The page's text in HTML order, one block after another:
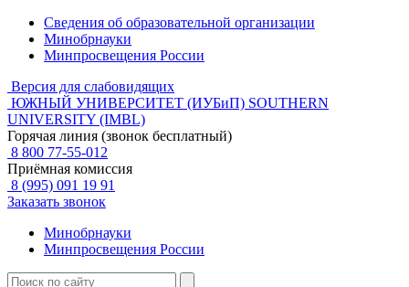
Сведения об образовательной организации
Минобрнауки
Минпросвещения России
Версия для слабовидящих
ЮЖНЫЙ УНИВЕРСИТЕТ (ИУБиП) SOUTHERN
UNIVERSITY (IMBL)
Горячая линия (звонок бесплатный)
8 800 77-55-012
Приёмная комиссия
8 (995) 091 19 91
Заказать звонок
Минобрнауки
Минпросвещения России